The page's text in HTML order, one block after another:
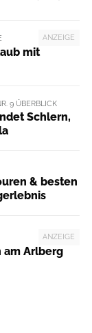
ANZEIGE
mit
9 ÜBERBLICK
Schlern,
& besten
ANZEIGE
am Arlberg